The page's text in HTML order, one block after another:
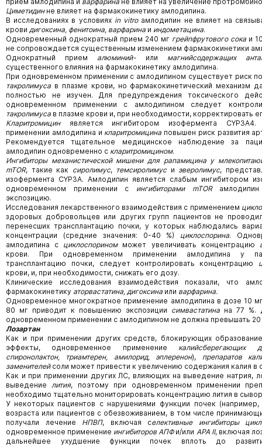
Циметидин не влияет на фармакокинетику амлодипина.
В исследованиях в условиях invitro амлодипин не влияет на
крови дигоксина, фенитоина, варфарина и индометацина.
Одновременный однократный прием 240 мг грейпфрутового сока и
не сопровождается существенным изменением фармакокинетики
Однократный прием алюминий- или магнийсодержащих
существенного влияния на фармакокинетику амлодипина.
При одновременном применении с амлодипином существует риск
такролимуса в плазме крови, но фармакокинетический механизм
полностью не изучен. Для предупреждения токсического
одновременном применении с амлодипином следует
такролимуса в плазме крови и, при необходимости, корректировать
Кларитромицинявляется ингибитором изофермента
применении амлодипина и кларитромицина повышен риск развития
Рекомендуется тщательное медицинское наблюдение за
амлодипин одновременно с кларитромицином.
Ингибиторы механистической мишени для рапамицина у
mTOR, такие как сиролимус, темсиролимуси эверолимус,
изофермента CYP3A. Амлодипин является слабым ингибитором
одновременном применении с ингибиторами mTOR
экспозицию.
Исследования лекарственного взаимодействия с применением
здоровых добровольцев или других групп пациентов не
перенесших трансплантацию почки, у которых наблюдались
концентрации (средние значения: 0-40 %) циклоспорина.
амлодипина с циклоспориномможет увеличивать концентрацию
крови. При одновременном применении амлодипина у
трансплантацию почки, следует контролировать концентрацию
крови, и, при необходимости, снижать его дозу.
Клинические исследования взаимодействия показали, что
фармакокинетику аторвастатина, дигоксина или варфарина.
Одновременное многократное применение амлодипина в дозе 10
80 мг приводит к повышению экспозиции симвастатина на 77 %.
одновременном применении с амлодипином не должна превышать 20
Лозартан
Как и при применении других средств, блокирующих
эффекты, одновременное применение калийсберегающих
спиронолактон, триамтерен, амилорид, эплеренон), препаратов
заменителейсоли может привести к увеличению содержания калия в
Как и при применении других ЛС, влияющих на выведение натрия,
выведение лития, поэтому при одновременном применении
необходимо тщательно мониторировать концентрацию лития в
У некоторых пациентов с нарушениями функции почек
возраста или пациентов с обезвоживанием, в том числе
получали лечение НПВП, включая селективные ингибиторы
одновременное применение ингибиторов АПФи/или АРА II, включая
дальнейшее ухудшение функции почек вплоть до